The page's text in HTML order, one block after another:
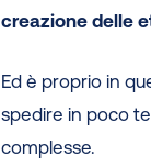
creazione delle
Ed è proprio in
spedire in poco
complesse.